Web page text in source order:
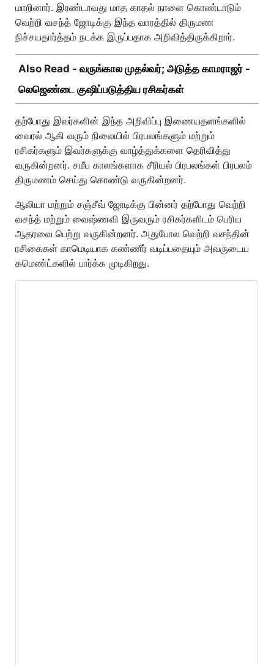
மாறினார். இரண்டாவது மாத காதல் நாளை கொண்டாடும்
வெற்றி வசந்த் ஜோடிக்கு இந்த வாரத்தில் திருமண
நிச்சயதார்த்தம் நடக்க இருப்பதாக அறிவித்திருக்கிறார்.
Also Read - வருங்கால முதல்வர்; அடுத்த காமராஜர் -
லெஜெண்டை குஷிப்படுத்திய ரசிகர்கள்
தற்போது இவர்களின் இந்த அறிவிப்பு இணையதளங்களில்
வைரல் ஆகி வரும் நிலையில் பிரபலங்களும் மற்றும்
ரசிகர்களும் இவர்களுக்கு வாழ்த்துக்களை தெரிவித்து
வருகின்றனர். சமீப காலங்களாக சீரியல் பிரபலங்கள் பிரபலம்
திருமணம் செய்து கொண்டு வருகின்றனர்.
ஆலியா மற்றும் சஞ்சீவ் ஜோடிக்கு பின்னர் தற்போது வெற்றி
வசந்த் மற்றும் வைஷ்ணவி இருவரும் ரசிகர்களிடம் பெரிய
ஆதரவை பெற்று வருகின்றனர். அதுபோல வெற்றி வசந்தின்
ரசிகைகள் காமெடியாக கண்ணீர் வடிப்பதையும் அவருடைய
கமெண்ட்களில் பார்க்க முடிகிறது.